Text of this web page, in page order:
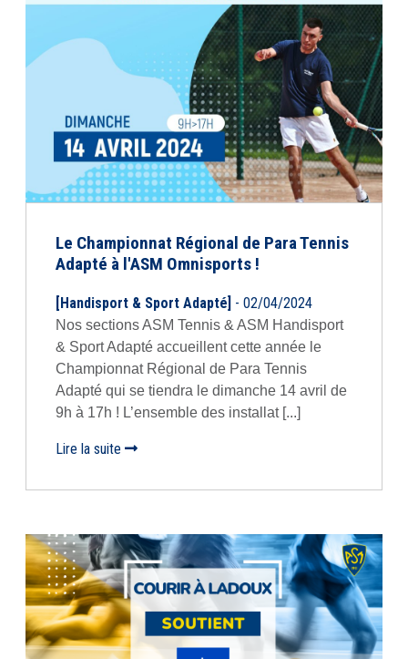
Le Championnat Régional de Para Tennis
Adapté à l'ASM Omnisports !
[Handisport & Sport Adapté] - 02/04/2024
Nos sections ASM Tennis & ASM Handisport
& Sport Adapté accueillent cette année le
Championnat Régional de Para Tennis
Adapté qui se tiendra le dimanche 14 avril de
9h à 17h ! L’ensemble des installat [...]
Lire la suite